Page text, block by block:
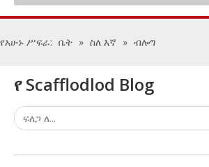
የአሁኑ ሥፍራ: ቤት » ስለ እኛ » ብሎግ
የ Scafflodlod Blog